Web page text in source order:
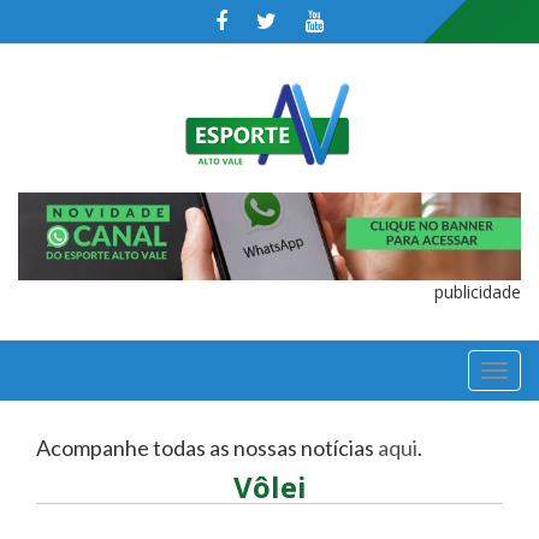
publicidade
Acompanhe todas as nossas notícias aqui.
Vôlei